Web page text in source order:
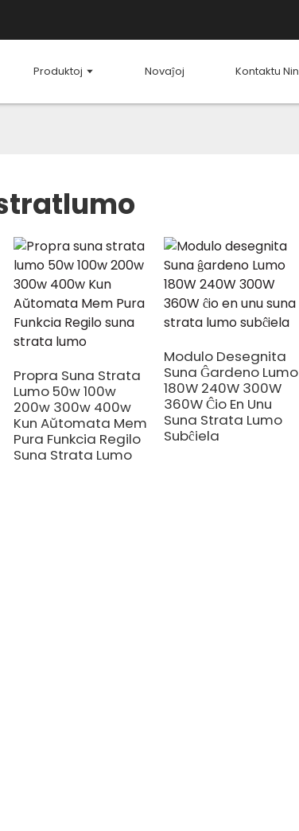
Produktoj Novaĵoj Kontaktu Nin
Propra Suna Strata
Lumo 50w 100w
200w 300w 400w
Kun Aŭtomata Mem
Pura Funkcia Regilo
Suna Strata Lumo
Modulo Desegnita
Suna Ĝardeno Lumo
180W 240W 300W
360W Ĉio En Unu
Suna Strata Lumo
Subĉiela